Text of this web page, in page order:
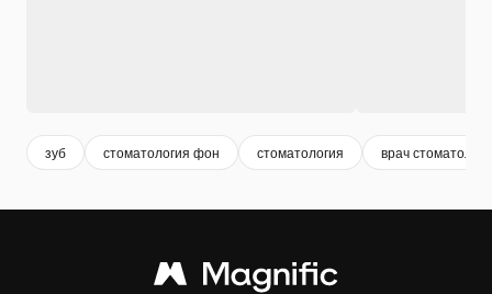
зуб стоматология фон стоматология врач стоматолог